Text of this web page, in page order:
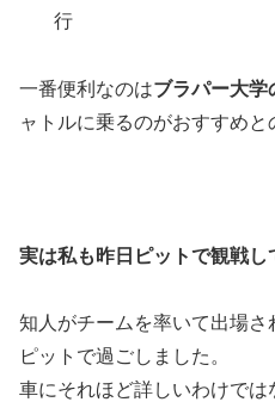
行
一番便利なのはブラパー大学
ャトルに乗るのがおすすめと
実は私も昨日ピットで観戦し
知人がチームを率いて出場さ
ピットで過ごしました。
車にそれほど詳しいわけで